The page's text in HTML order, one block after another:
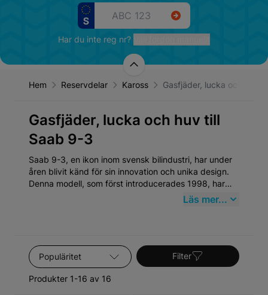
Har du inte reg nr?
Hem Reservdelar Kaross Gasfjäder, lucka och huv
Gasfjäder, lucka och huv till
Saab 9-3
Saab 9-3, en ikon inom svensk bilindustri, har under
åren blivit känd för sin innovation och unika design.
Denna modell, som först introducerades 1998, har
alltid stått för hög säkerhet och utmärkt kördynamik.
som behöver regelbunden kontroll och underhåll för
att bibehålla bilens prestanda och säkerhetsnivå.
Läs mer...
Sortera efter
Produkter 1-16 av 16
Filter